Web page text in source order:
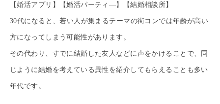
【婚活アプリ】【婚活パーティ―】【結婚相談所】
30代になると、若い人が集まるテーマの街コンでは年齢が高い
方になってしまう可能性があります。
その代わり、すでに結婚した友人などに声をかけることで、同
じように結婚を考えている異性を紹介してもらえることも多い
年代です。